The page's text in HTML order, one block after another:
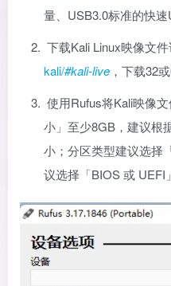
量、USB3.0标准的快速
下载Kali Linux映像文
kali/#kali-live ，下载32
使用Rufus将Kali映像
小」至少8GB，建议根
小；分区类型建议选择
议选择「BIOS 或 UEFI